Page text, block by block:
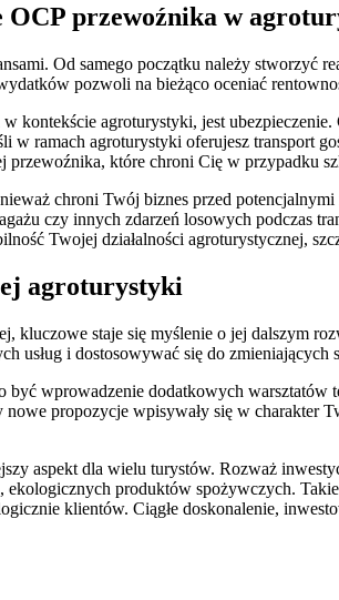
przewoźnika w
Od samego początku należy stworzyć
pozwoli na bieżąco oceniać
kontekście agroturystyki, jest
ramach agroturystyki oferujesz transport
które chroni Cię w przypadku
chroni Twój biznes przed
czy innych zdarzeń losowych podczas
Twojej działalności agroturystycznej,
agroturystyki
kluczowe staje się myślenie o jej dalszym
usług i dostosowywać się do zmieniających
być wprowadzenie dodatkowych
nowe propozycje wpisywały się w
aspekt dla wielu turystów. Rozważ
produktów spożywczych.
klientów. Ciągłe doskonalenie,